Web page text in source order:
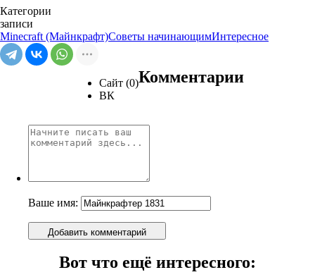
Категории
записи
Minecraft (Майнкрафт)Советы начинающимИнтересное
Сайт (0)
ВК
Комментарии
Ваше имя:
Добавить комментарий
Вот что ещё интересного: